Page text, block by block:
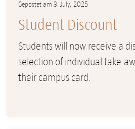
Gepostet am 3. July, 2025
Student Discount
Students will now receive a
selection of individual take-
their campus card.